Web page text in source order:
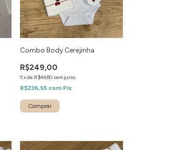
Combo Body Cerejinha
R$249,00
5xde R$49,80 sem juros
R$236,55 com Pix